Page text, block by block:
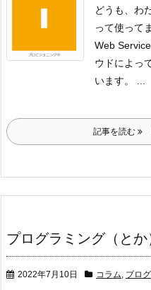
どうも、わ
って使って
Web
ウドによっ
います。 ...
記事を読む
プログラミング（と
2022年7月10日 コラム, ブログ